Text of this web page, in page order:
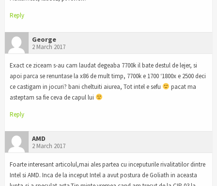
Reply
George
2 March 2017
Exact ce ziceam s-au cam laudat degeaba 7700k il bate destul de lejer, si
apoi parca se renuntase la x86 de mult timp, 7700k e 1700 ‘1800x e 2500 deci
ce castigam in jocuri? bani cheltuiti aiurea, Tot intel e sefu
pacat ma
asteptam sa fie ceva de capul lui
Reply
AMD
2 March 2017
Foarte interesant articolul,mai ales partea cu inceputurile rivalitatilor dintre
Intel si AMD. Inca de la inceput Intel a avut postura de Goliath in aceasta